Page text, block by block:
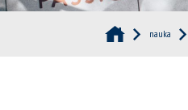
nauka